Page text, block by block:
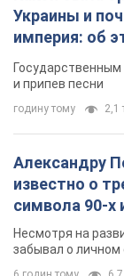
забывал о личном
6 годин тому
В
года:
банки такие
Что делать, если
принимают
8 годин тому